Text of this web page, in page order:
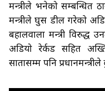
मन्त्रीले भनेको सम्बन्धित
मन्त्रीले घुस डील गरेको
बहालवाला मन्त्री विरुद्ध
अडियो रेर्कड सहित
सातासम्म पनि